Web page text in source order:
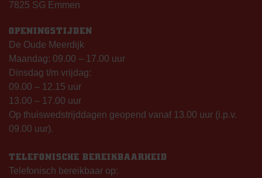
7825 SG Emmen
OPENINGSTIJDEN
De Oude Meerdijk
Maandag: 09.00 – 17.00 uur
Dinsdag t/m vrijdag:
09.00 – 12.15 uur
13.00 – 17.00 uur
Op thuiswedstrijddagen geopend vanaf 13.00 uur (i.p.v.
09.00 uur).
TELEFONISCHE BEREIKBAARHEID
Telefonisch bereikbaar op: